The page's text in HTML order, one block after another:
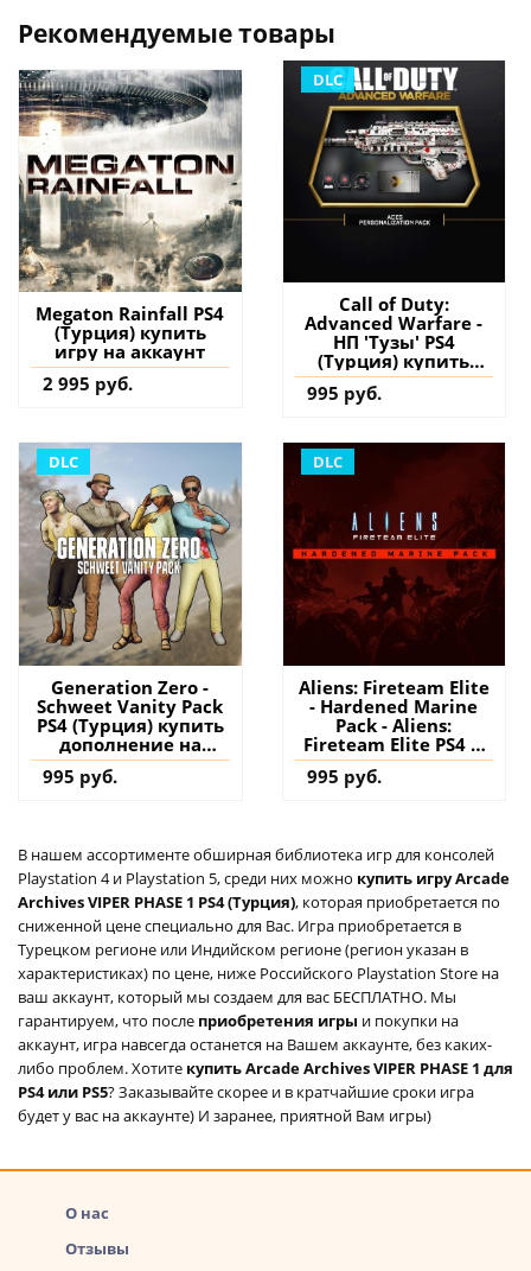
Рекомендуемые товары
Megaton Rainfall PS4
(Турция) купить
игру на аккаунт
2 995 руб.
DLC
Call of Duty:
Advanced Warfare -
НП 'Тузы' PS4
(Турция) купить
дополнение на
аккаунт
995 руб.
DLC
Generation Zero -
Schweet Vanity Pack
PS4 (Турция) купить
дополнение на
аккаунт
995 руб.
DLC
Aliens: Fireteam Elite
- Hardened Marine
Pack - Aliens:
Fireteam Elite PS4 &
PS5 (Турция) купить
дополнение на
995 руб.
В нашем ассортименте обширная библиотека игр для консолей
Playstation 4 и Playstation 5, среди них можно купить игру Arcade
Archives VIPER PHASE 1 PS4 (Турция), которая приобретается по
сниженной цене специально для Вас. Игра приобретается в
Турецком регионе или Индийском регионе (регион указан в
характеристиках) по цене, ниже Российского Playstation Store на
ваш аккаунт, который мы создаем для вас БЕСПЛАТНО. Мы
гарантируем, что после приобретения игры и покупки на
аккаунт, игра навсегда останется на Вашем аккаунте, без каких-
либо проблем. Хотите купить Arcade Archives VIPER PHASE 1 для
PS4 или PS5? Заказывайте скорее и в кратчайшие сроки игра
будет у вас на аккаунте) И заранее, приятной Вам игры)
О нас
Отзывы